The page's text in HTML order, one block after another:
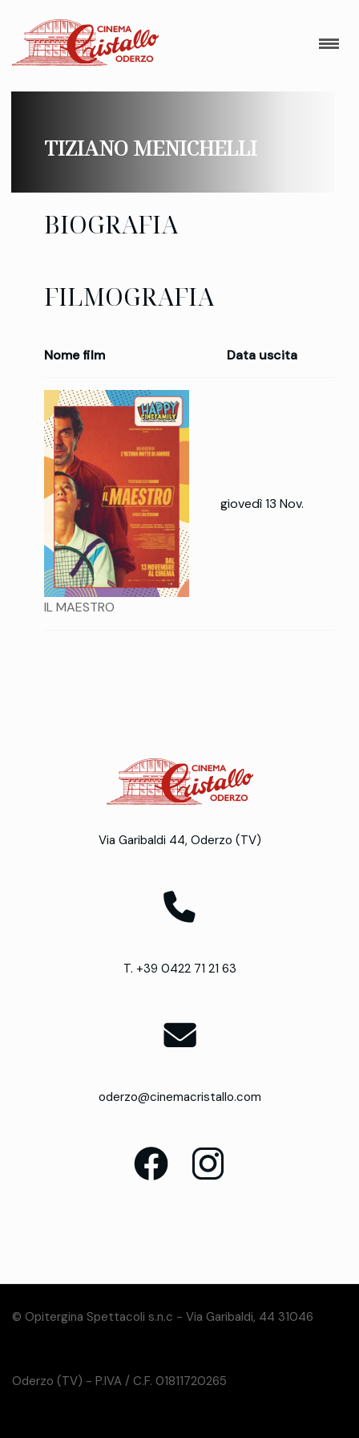
TIZIANO MENICHELLI
BIOGRAFIA
FILMOGRAFIA
Nome film Data uscita
IL MAESTRO
giovedì 13 Nov.
Via Garibaldi 44, Oderzo (TV)
T. +39 0422 71 21 63
oderzo@cinemacristallo.com
© Opitergina Spettacoli s.n.c - Via Garibaldi, 44 31046
Oderzo (TV) - P.IVA / C.F. 01811720265